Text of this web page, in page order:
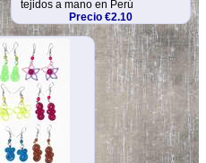
tejidos a mano en Perú
Precio €2.10